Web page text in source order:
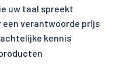
uw taal spreekt
verantwoorde prijs
kennis